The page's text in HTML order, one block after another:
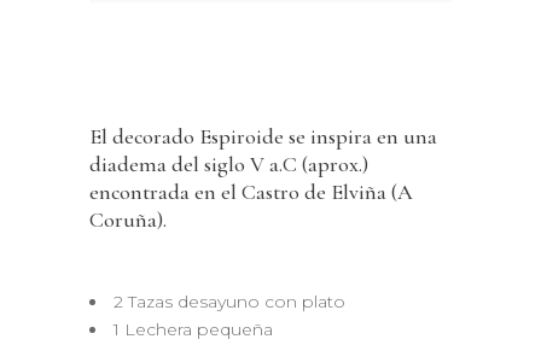
El decorado Espiroide se inspira en una
diadema del siglo V a.C (aprox.)
encontrada en el Castro de Elviña (A
Coruña).
2 Tazas desayuno con plato
1 Lechera pequeña